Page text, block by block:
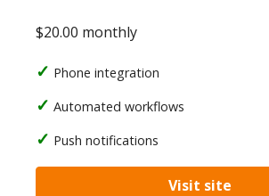
$20.00 monthly
Phone integration
Automated workflows
Push notifications
Visit site